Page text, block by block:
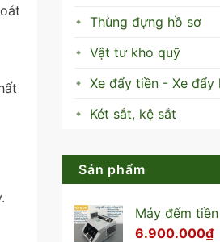
Thùng đựng hồ sơ
Vật tư kho quỹ
Xe đẩy tiền - Xe đẩy
Két sắt, kệ sắt
Sản phẩm
Máy đếm
6.900.000₫